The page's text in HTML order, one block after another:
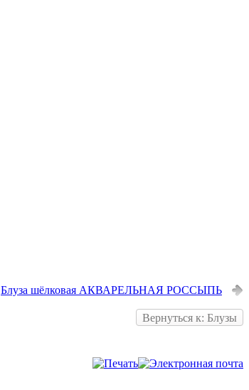
Блуза шёлковая АКВАРЕЛЬНАЯ РОССЫПЬ
Вернуться к: Блузы